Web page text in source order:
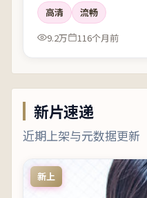
高清
流畅
9.2万
116个月前
新片速递
近期上架与元数据更新
新上